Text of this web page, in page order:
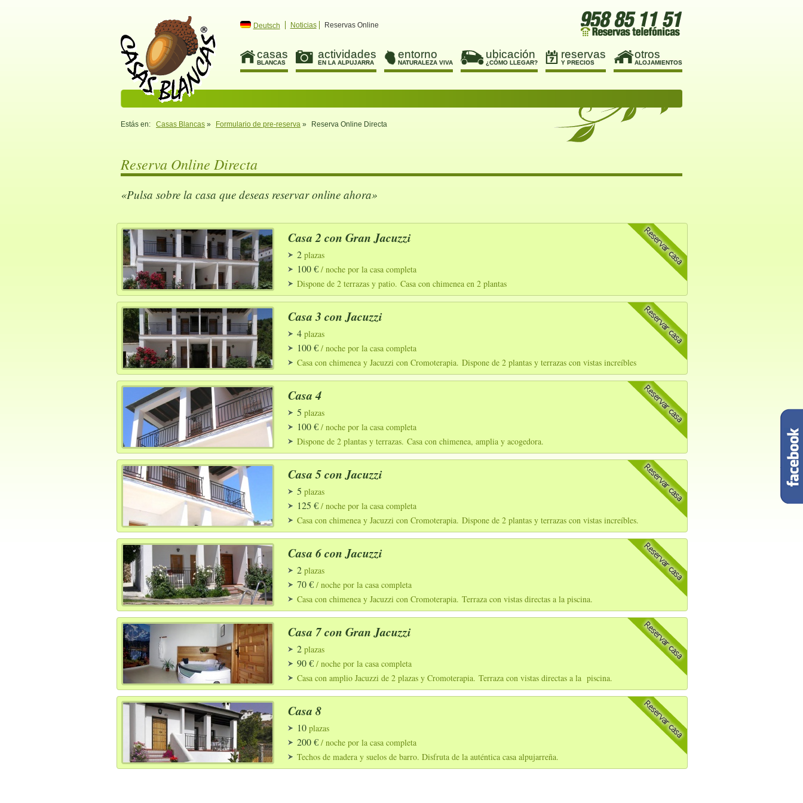
Reservas Online
Noticias
Deutsch
casas
BLANCAS
actividades
EN LA ALPUJARRA
entorno
NATURALEZA VIVA
ubicación
¿CÓMO LLEGAR?
reservas
Y PRECIOS
otros
ALOJAMIENTOS
Estás en: Casas Blancas » Formulario de pre-reserva » Reserva Online Directa
Reserva Online Directa
«Pulsa sobre la casa que deseas reservar online ahora»
Casa 2 con Gran Jacuzzi
2 plazas
100 € / noche por la casa completa
Dispone de 2 terrazas y patio. Casa con chimenea en 2 plantas
Casa 3 con Jacuzzi
4 plazas
100 € / noche por la casa completa
Casa con chimenea y Jacuzzi con Cromoterapia. Dispone de 2 plantas y terrazas con vistas increíbles
Casa 4
5 plazas
100 € / noche por la casa completa
Dispone de 2 plantas y terrazas. Casa con chimenea, amplia y acogedora.
Casa 5 con Jacuzzi
5 plazas
125 € / noche por la casa completa
Casa con chimenea y Jacuzzi con Cromoterapia. Dispone de 2 plantas y terrazas con vistas increíbles.
Casa 6 con Jacuzzi
2 plazas
70 € / noche por la casa completa
Casa con chimenea y Jacuzzi con Cromoterapia. Terraza con vistas directas a la piscina.
Casa 7 con Gran Jacuzzi
2 plazas
90 € / noche por la casa completa
Casa con amplio Jacuzzi de 2 plazas y Cromoterapia. Terraza con vistas directas a la piscina.
Casa 8
10 plazas
200 € / noche por la casa completa
Techos de madera y suelos de barro. Disfruta de la auténtica casa alpujarreña.